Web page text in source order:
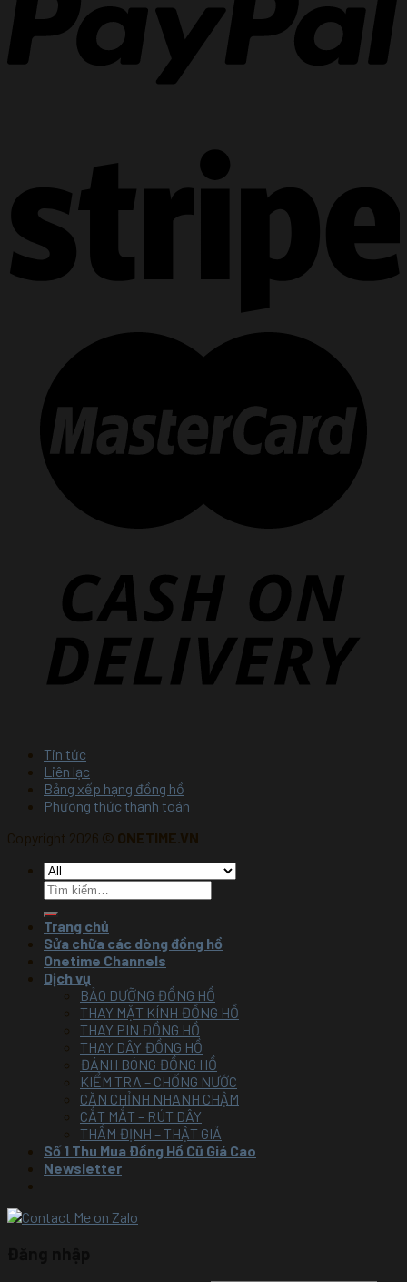
Tin tức
Liên lạc
Bảng xếp hạng đồng hồ
Phương thức thanh toán
Copyright 2026 © ONETIME.VN
Trang chủ
Sửa chữa các dòng đồng hồ
Onetime Channels
Dịch vụ
BẢO DƯỠNG ĐỒNG HỒ
THAY MẶT KÍNH ĐỒNG HỒ
THAY PIN ĐỒNG HỒ
THAY DÂY ĐỒNG HỒ
ĐÁNH BÓNG ĐỒNG HỒ
KIỂM TRA – CHỐNG NƯỚC
CĂN CHỈNH NHANH CHẬM
CẮT MẮT – RÚT DÂY
THẨM ĐỊNH – THẬT GIẢ
Số 1 Thu Mua Đồng Hồ Cũ Giá Cao
Newsletter